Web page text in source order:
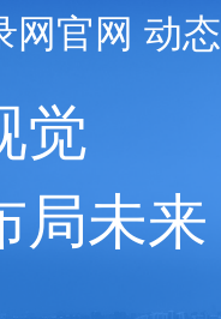
网官网 动态
觉
局未来